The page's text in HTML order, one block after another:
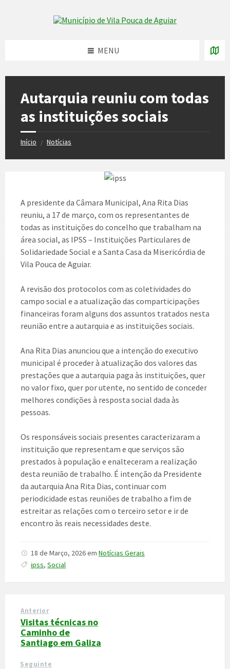
Skip to content
MENU
Autarquia reuniu com todas
as instituições sociais
Início / Notícias
A presidente da Câmara Municipal, Ana Rita Dias
reuniu, a 17 de março, com os representantes de
todas as instituições do concelho que trabalham na
área social, as IPSS – Instituições Particulares de
Solidariedade Social e a Santa Casa da Misericórdia de
Vila Pouca de Aguiar.
A revisão dos protocolos com as coletividades do
campo social e a atualização das comparticipações
financeiras foram alguns dos assuntos tratados nesta
reunião entre a autarquia e as instituições sociais.
Ana Rita Dias anunciou que a intenção do executivo
municipal é proceder à atualização dos valores das
prestações que a autarquia paga às instituições, quer
no valor fixo, quer por utente, no sentido de conceder
melhores condições à resposta social dada às
pessoas.
Os responsáveis sociais presentes caracterizaram a
instituição que representam e que serviços são
prestados à população e enalteceram a realização
desta reunião de trabalho. É intenção da Presidente
da autarquia Ana Rita Dias, continuar com
periodicidade estas reuniões de trabalho a fim de
estreitar as relações com o terceiro setor e ir de
encontro às reais necessidades deste.
18 de Março, 2026em Notícias Gerais
ipss, Social
Anterior
Visitas técnicas no
Caminho de
Santiago em Galiza
Seguinte